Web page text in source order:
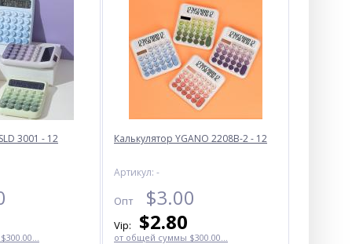
3001 - 12 Калькулятор YGANO 2208B-2 - 12
Артикул: -
Опт $3.00
Vip: $2.80
от общей суммы $300.00...